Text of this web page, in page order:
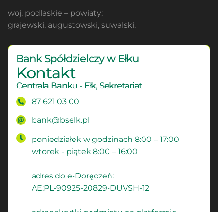
woj. podlaskie – powiaty:
grajewski, augustowski, suwalski.
Bank Spółdzielczy w Ełku
Kontakt
Centrala Banku - Ełk, Sekretariat
87 621 03 00
bank@bselk.pl
poniedziałek w godzinach 8:00 – 17:00
wtorek - piątek 8:00 – 16:00
adres do e-Doręczeń:
AE:PL-90925-20829-DUVSH-12